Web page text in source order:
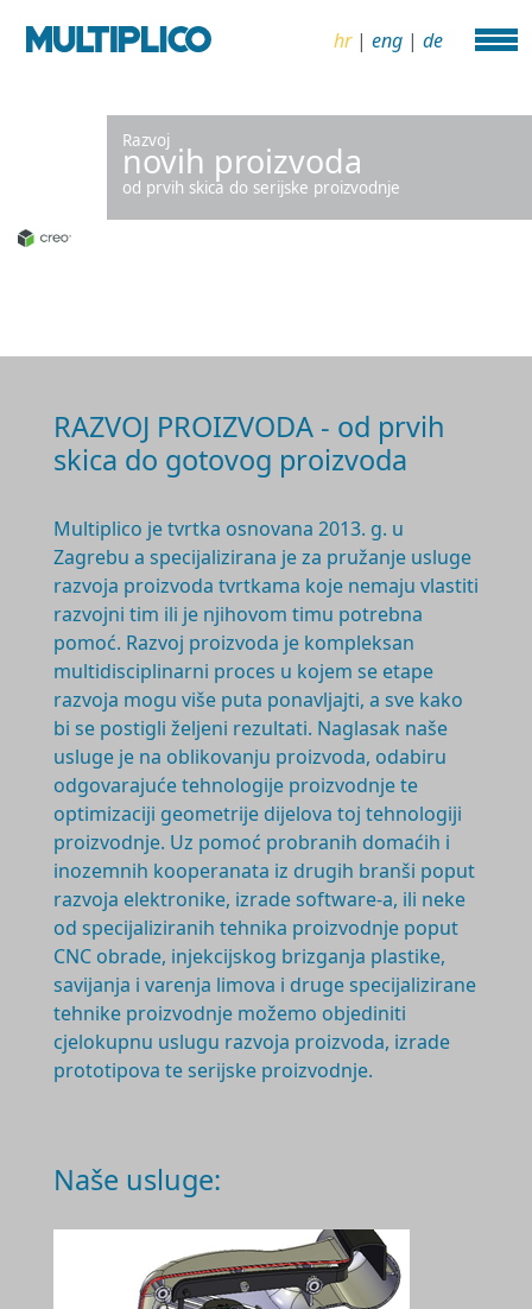
hr| eng | de
Razvoj
novih proizvoda
od prvih skica do serijske proizvodnje
RAZVOJ PROIZVODA - od prvih
skica do gotovog proizvoda
Multiplico je tvrtka osnovana 2013. g. u
Zagrebu a specijalizirana je za pružanje usluge
razvoja proizvoda tvrtkama koje nemaju vlastiti
razvojni tim ili je njihovom timu potrebna
pomoć. Razvoj proizvoda je kompleksan
multidisciplinarni proces u kojem se etape
razvoja mogu više puta ponavljajti, a sve kako
bi se postigli željeni rezultati. Naglasak naše
usluge je na oblikovanju proizvoda, odabiru
odgovarajuće tehnologije proizvodnje te
optimizaciji geometrije dijelova toj tehnologiji
proizvodnje. Uz pomoć probranih domaćih i
inozemnih kooperanata iz drugih branši poput
razvoja elektronike, izrade software-a, ili neke
od specijaliziranih tehnika proizvodnje poput
CNC obrade, injekcijskog brizganja plastike,
savijanja i varenja limova i druge specijalizirane
tehnike proizvodnje možemo objediniti
cjelokupnu uslugu razvoja proizvoda, izrade
prototipova te serijske proizvodnje.
Naše usluge: